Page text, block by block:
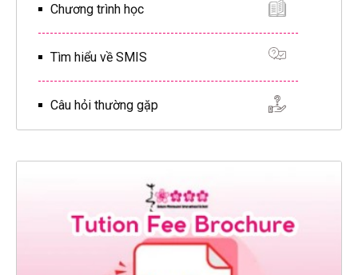
Chương trình học
Tìm hiểu về SMIS
Câu hỏi thường gặp